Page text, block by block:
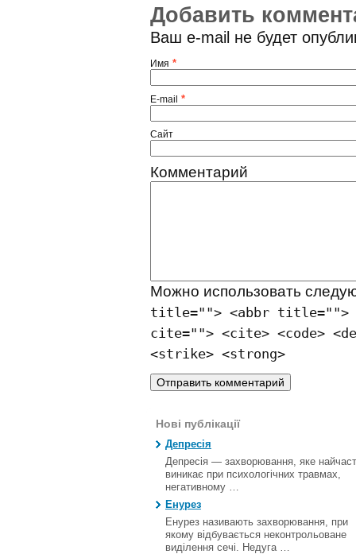
Добавить
Ваш e-mail не будет
Имя *
E-mail *
Сайт
Комментарий
Можно использовать
title=""> <abbr title="">
cite=""> <cite> <code>
<strike> <strong>
Нові публікації
Депресія
Депресія — захворювання, яке
виникає при психологічних травмах,
негативному …
Енурез
Енурез називають захворювання, при
якому відбувається неконтрольоване
виділення сечі. Недуга …